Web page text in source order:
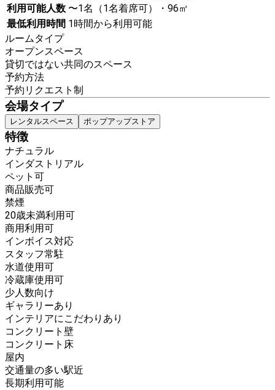
利用可能人数 〜1名（1名着席可）・96㎡
最低利用時間 1時間から利用可能
ルームタイプ
オープンスペース
貸切ではない共同のスペース
予約方法
予約リクエスト制
会場タイプ
レンタルスペース ポップアップストア
特徴
ナチュラル
インダストリアル
ペット可
商品販売可
禁煙
20歳未満利用可
商用利用可
インボイス対応
スタッフ常駐
水道使用可
冷蔵庫使用可
少人数向け
ギャラリーあり
インテリアにこだわりあり
コンクリート壁
コンクリート床
屋内
交通量の多い駅近
長期利用可能